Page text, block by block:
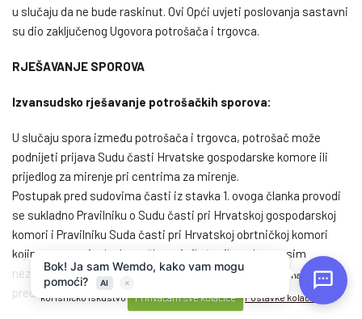
u slučaju da ne bude raskinut. Ovi Opći uvjeti poslovanja sastavni
su dio zaključenog Ugovora potrošača i trgovca.
RJEŠAVANJE SPOROVA
Izvansudsko rješavanje potrošačkih sporova:
U slučaju spora između potrošača i trgovca, potrošač može
podnijeti prijava Sudu časti Hrvatske gospodarske komore ili
prijedlog za mirenje pri centrima za mirenje.
Postupak pred sudovima časti iz stavka 1. ovoga članka provodi
se sukladno Pravilniku o Sudu časti pri Hrvatskoj gospodarskoj
komori i Pravilniku Suda časti pri Hrvatskoj obrtničkoj komori
kojima se propisuje da su članovi vijeća tih sudova, osim
nezavisnih pravnih stručnjaka i predstavnika trgovaca, i
predstavnici potrošača.
Naše web stranice koriste kolačiće kako bi Vama omogućili najbolje
korisničko iskustvo
Prihvaćam sve kolačiće Postavke kolačića